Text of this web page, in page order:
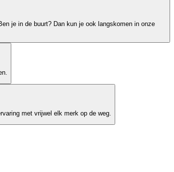
je in de buurt? Dan kun je ook langskomen in onze
met vrijwel elk merk op de weg.